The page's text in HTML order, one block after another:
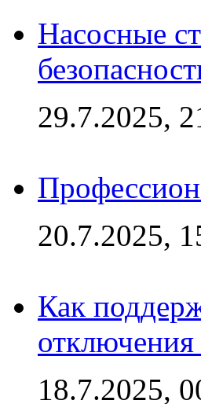
Насосные
29.7.2025,
20.7.2025,
Как
18.7.2025,